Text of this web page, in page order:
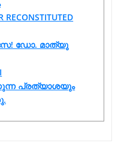
RECONSTITUTED
ഡോ. മാത്യു
പ്രത്യാശയും